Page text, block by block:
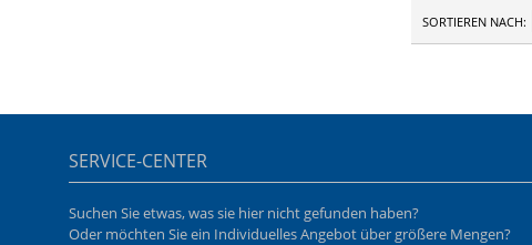
SORTIEREN NACH
SERVICE-CENTER
Suchen Sie etwas, was sie hier nicht gefunden haben?
Oder möchten Sie ein Individuelles Angebot über größere Mengen?